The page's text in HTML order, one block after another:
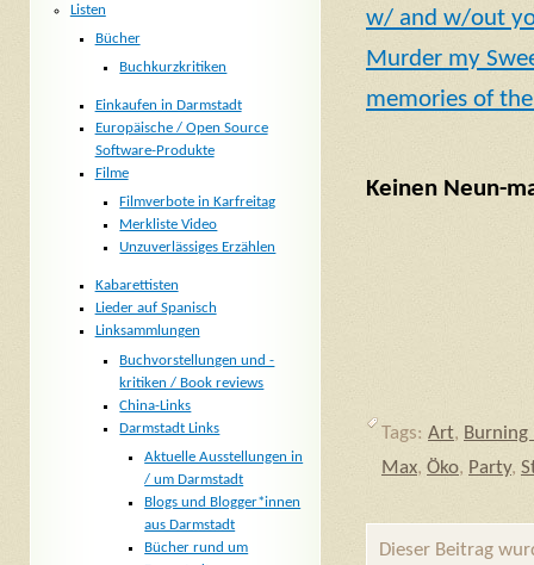
w/ and w/out
Murder my
memories of
Keinen Neun-
Tags: Art, Burning
Max, Öko, Party,
Dieser Beitrag
Listen
Bücher
Buchkurzkritiken
Einkaufen in Darmstadt
Europäische / Open Source
Software-Produkte
Filme
Filmverbote in Karfreitag
Merkliste Video
Unzuverlässiges Erzählen
Kabarettisten
Lieder auf Spanisch
Linksammlungen
Buchvorstellungen und -
kritiken / Book reviews
China-Links
Darmstadt Links
Aktuelle Ausstellungen in
/ um Darmstadt
Blogs und Blogger*innen
aus Darmstadt
Bücher rund um